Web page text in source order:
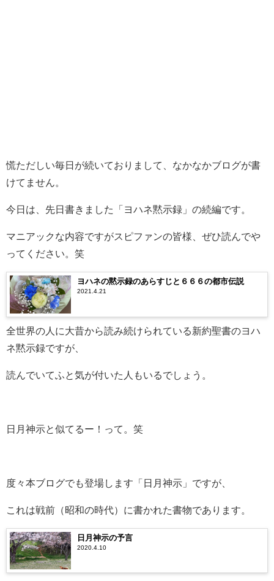
慌ただしい毎日が続いておりまして、なかなかブログが書
けてません。
今日は、先日書きました「ヨハネ黙示録」の続編です。
マニアックな内容ですがスピファンの皆様、ぜひ読んでや
ってください。笑
ヨハネの黙示録のあらすじと６６６の都市伝説
2021.4.21
全世界の人に大昔から読み続けられている新約聖書のヨハ
ネ黙示録ですが、
読んでいてふと気が付いた人もいるでしょう。
日月神示と似てるー！って。笑
度々本ブログでも登場します「日月神示」ですが、
これは戦前（昭和の時代）に書かれた書物であります。
日月神示の予言
2020.4.10